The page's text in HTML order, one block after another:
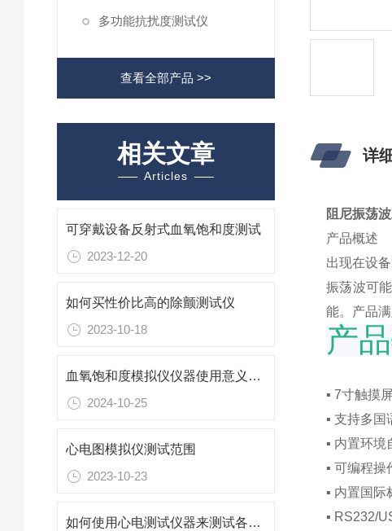
多功能抗扰度测试仪
查看全部产品 >>
相关文章
Articles
可穿戴设备反射式血氧饱和度测试
2023-12-20
如何买性价比高的除颤测试仪
2023-10-18
血氧饱和度模拟仪仪器使用意义是什么？
2024-10-25
心电图模拟仪测试范围
2023-10-23
如何使用心电测试仪器来测试各类心电图机中的基本性能
详
阻尼振荡
产品概述
出现在设
振荡波可
能。产品
产
▪ 7寸触摸
▪ 支持多国
▪ 内置环境
▪ 可编程操
▪ 内置国际
▪ RS232/